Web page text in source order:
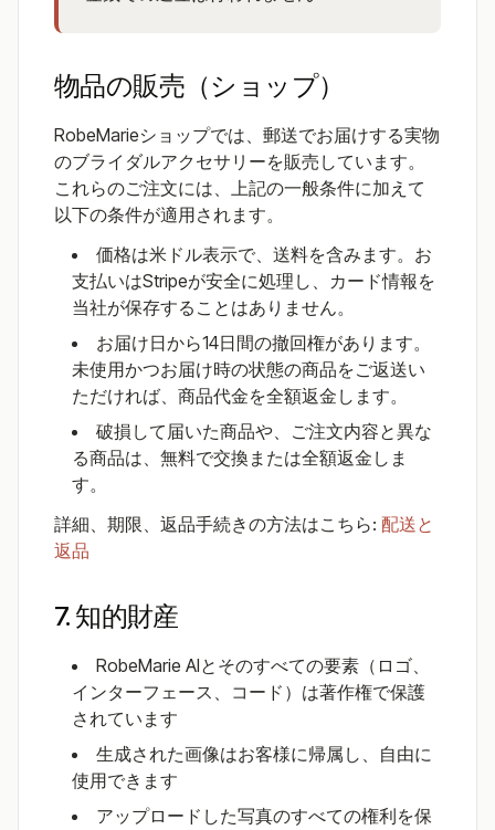
物品の販売（ショップ）
RobeMarieショップでは、郵送でお届けする実物
のブライダルアクセサリーを販売しています。
これらのご注文には、上記の一般条件に加えて
以下の条件が適用されます。
価格は米ドル表示で、送料を含みます。お
支払いはStripeが安全に処理し、カード情報を
当社が保存することはありません。
お届け日から14日間の撤回権があります。
未使用かつお届け時の状態の商品をご返送い
ただければ、商品代金を全額返金します。
破損して届いた商品や、ご注文内容と異な
る商品は、無料で交換または全額返金しま
す。
詳細、期限、返品手続きの方法はこちら: 配送と
返品
7. 知的財産
RobeMarie AIとそのすべての要素（ロゴ、
インターフェース、コード）は著作権で保護
されています
生成された画像はお客様に帰属し、自由に
使用できます
アップロードした写真のすべての権利を保